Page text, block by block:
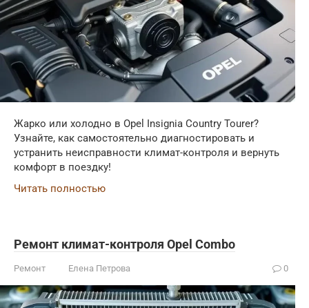
Жарко или холодно в Opel Insignia Country Tourer?
Узнайте, как самостоятельно диагностировать и
устранить неисправности климат-контроля и вернуть
комфорт в поездку!
Читать полностью
Ремонт климат-контроля Opel Combo
Ремонт Елена Петрова 0